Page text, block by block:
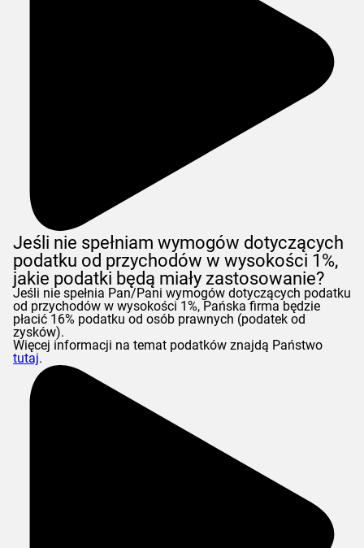
Jeśli nie spełniam wymogów dotyczących
podatku od przychodów w wysokości 1%,
jakie podatki będą miały zastosowanie?
Jeśli nie spełnia Pan/Pani wymogów dotyczących podatku
od przychodów w wysokości 1%, Pańska firma będzie
płacić 16% podatku od osób prawnych (podatek od
zysków).
Więcej informacji na temat podatków znajdą Państwo
tutaj.